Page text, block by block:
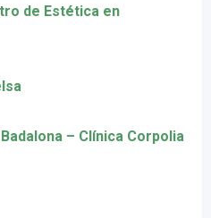
de Estética en
– Clínica Corpolia